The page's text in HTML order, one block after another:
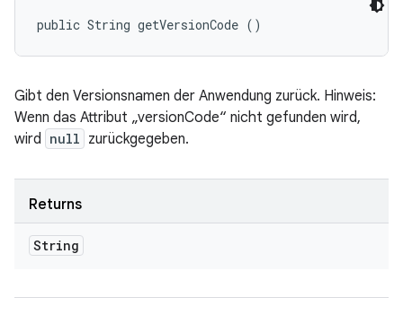
public String getVersionCode ()
Gibt den Versionsnamen der Anwendung zurück. Hinweis:
Wenn das Attribut „versionCode“ nicht gefunden wird,
wird null zurückgegeben.
Returns
String